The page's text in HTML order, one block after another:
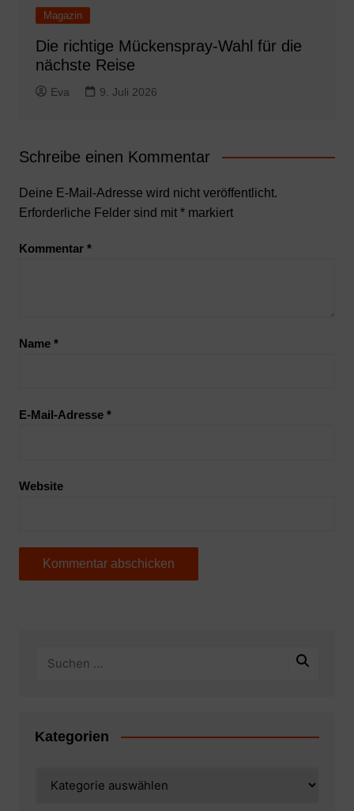
Magazin
Die richtige Mückenspray-Wahl für die
nächste Reise
Eva 9. Juli 2026
Schreibe einen Kommentar
Deine E-Mail-Adresse wird nicht veröffentlicht.
Erforderliche Felder sind mit *markiert
Kommentar *
Name *
E-Mail-Adresse *
Website
Kategorien